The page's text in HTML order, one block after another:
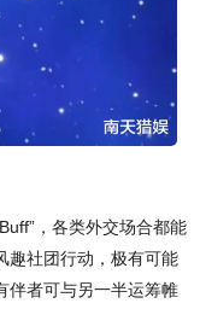
，各类外交场合都能
趣社团行动，极有可能
伴者可与另一半运筹帷